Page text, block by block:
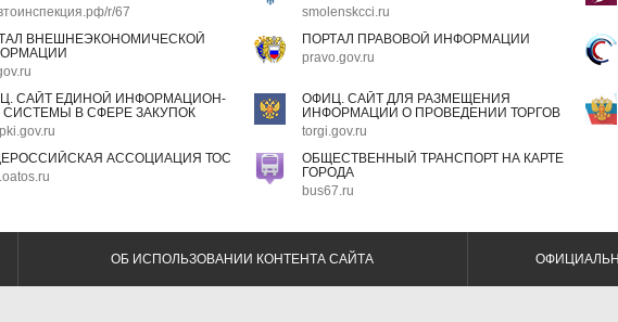
r/67
smolenskcci.ru
ВНЕШНЕЭКОНОМИЧЕСКОЙ
ПОРТАЛ ПРАВОВОЙ ИНФОРМАЦИИ
pravo.gov.ru
САЙТ ЕДИНОЙ ИНФОРМАЦИОН-
СИСТЕМЫ В СФЕРЕ ЗАКУПОК
ОФИЦ. САЙТ ДЛЯ РАЗМЕЩЕНИЯ
ИНФОРМАЦИИ О ПРОВЕДЕНИИ ТОРГОВ
torgi.gov.ru
АССОЦИАЦИЯ ТОС
ОБЩЕСТВЕННЫЙ ТРАНСПОРТ НА КАРТЕ
ГОРОДА
bus67.ru
ОБ ИСПОЛЬЗОВАНИИ КОНТЕНТА САЙТА